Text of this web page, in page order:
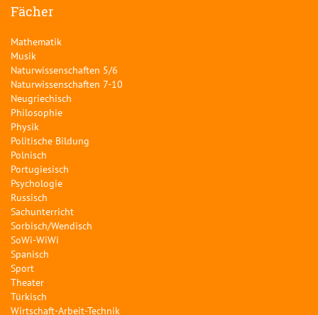
Fächer
Mathematik
Musik
Naturwissenschaften 5/6
Naturwissenschaften 7-10
Neugriechisch
Philosophie
Physik
Politische Bildung
Polnisch
Portugiesisch
Psychologie
Russisch
Sachunterricht
Sorbisch/Wendisch
SoWi-WiWi
Spanisch
Sport
Theater
Türkisch
Wirtschaft-Arbeit-Technik